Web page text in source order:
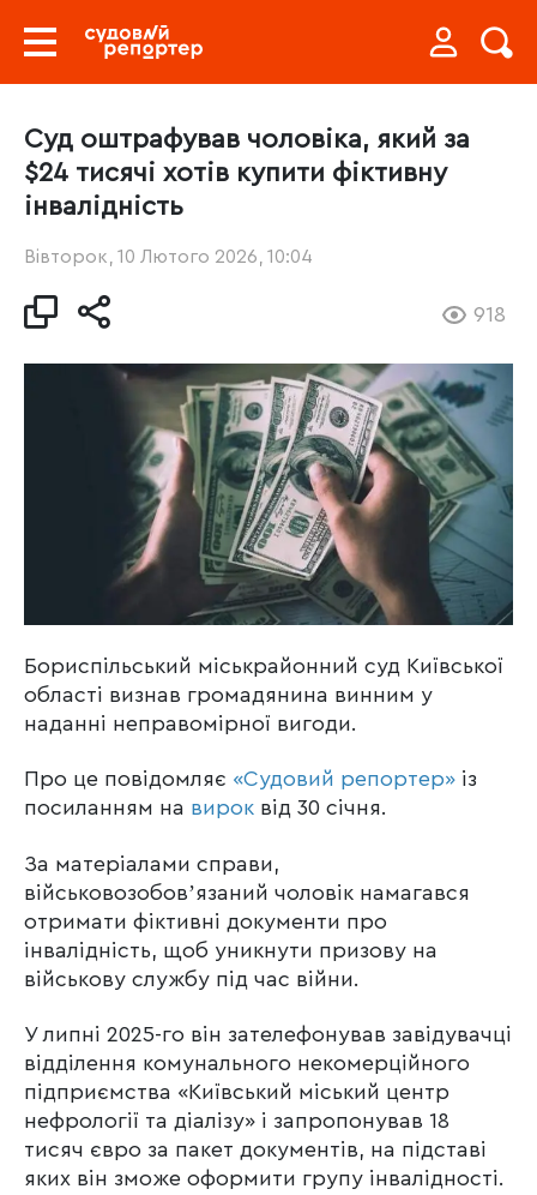
Суд оштрафував чоловіка, який за
$24 тисячі хотів купити фіктивну
інвалідність
Вівторок, 10 Лютого 2026, 10:04
918
Бориспільський міськрайонний суд Київської
області визнав громадянина винним у
наданні неправомірної вигоди.
Про це повідомляє «Судовий репортер» із
посиланням на вирок від 30 січня.
За матеріалами справи,
військовозобовʼязаний чоловік намагався
отримати фіктивні документи про
інвалідність, щоб уникнути призову на
військову службу під час війни.
У липні 2025-го він зателефонував завідувачці
відділення комунального некомерційного
підприємства «Київський міський центр
нефрології та діалізу» і запропонував 18
тисяч євро за пакет документів, на підставі
яких він зможе оформити групу інвалідності.